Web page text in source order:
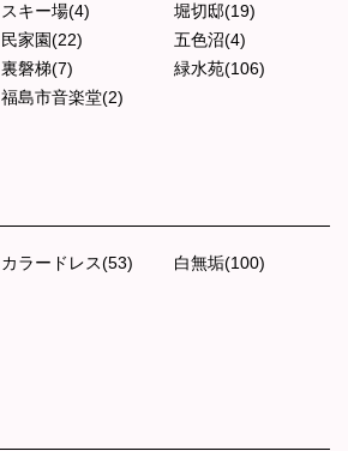
スキー場(4)
堀切邸(19)
民家園(22)
五色沼(4)
裏磐梯(7)
緑水苑(106)
福島市音楽堂(2)
カラードレス(53) 白無垢(100)